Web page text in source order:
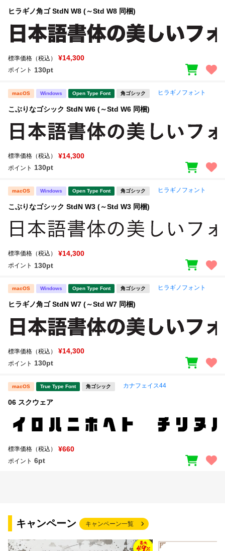
ヒラギノ角ゴ StdN W8 (～Std W8 同梱)
標準価格（税込） ¥14,300
ポイント 130pt
macOS Windows Open Type Font 角ゴシック ヒラギノフォント
こぶりなゴシック StdN W6 (～Std W6 同梱)
標準価格（税込） ¥14,300
ポイント 130pt
macOS Windows Open Type Font 角ゴシック ヒラギノフォント
こぶりなゴシック StdN W3 (～Std W3 同梱)
標準価格（税込） ¥14,300
ポイント 130pt
macOS Windows Open Type Font 角ゴシック ヒラギノフォント
ヒラギノ角ゴ StdN W7 (～Std W7 同梱)
標準価格（税込） ¥14,300
ポイント 130pt
macOS True Type Font 角ゴシック カナフェイス44
06 スクウェア
標準価格（税込） ¥660
ポイント 6pt
キャンペーン キャンペーン一覧